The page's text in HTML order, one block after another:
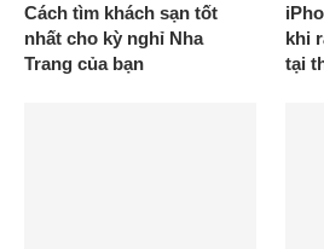
Cách tìm khách sạn tốt
nhất cho kỳ nghỉ Nha
Trang của bạn
khi
tại